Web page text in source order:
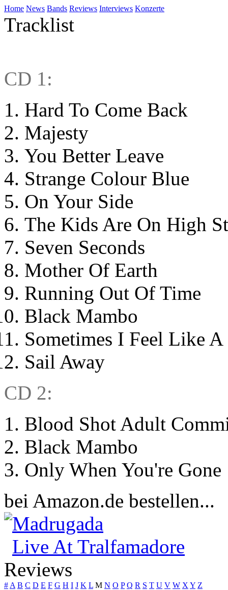
Home News Bands Reviews Interviews Konzerte
Tracklist
CD 1:
Hard To Come Back
Majesty
You Better Leave
Strange Colour Blue
On Your Side
The Kids Are On High
Seven Seconds
Mother Of Earth
Running Out Of Time
Black Mambo
Sometimes I Feel Like
Sail Away
CD 2:
Blood Shot Adult
Black Mambo
Only When You're Gone
bei Amazon.de bestellen...
Madrugada
Live At Tralfamadore
Reviews
# A B C D E F G H I J K L M N O P Q R S T U V W X Y Z